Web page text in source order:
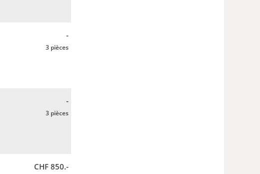
-
3 pièces
-
3 pièces
CHF 850.-